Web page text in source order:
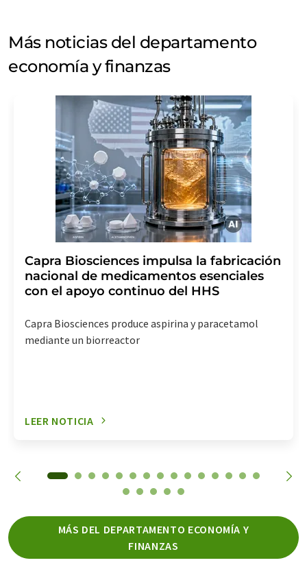
Más noticias del departamento
economía y finanzas
Capra Biosciences impulsa la fabricación
nacional de medicamentos esenciales
con el apoyo continuo del HHS
Capra Biosciences produce aspirina y paracetamol
mediante un biorreactor
LEER NOTICIA
MÁS DEL DEPARTAMENTO ECONOMÍA Y
FINANZAS